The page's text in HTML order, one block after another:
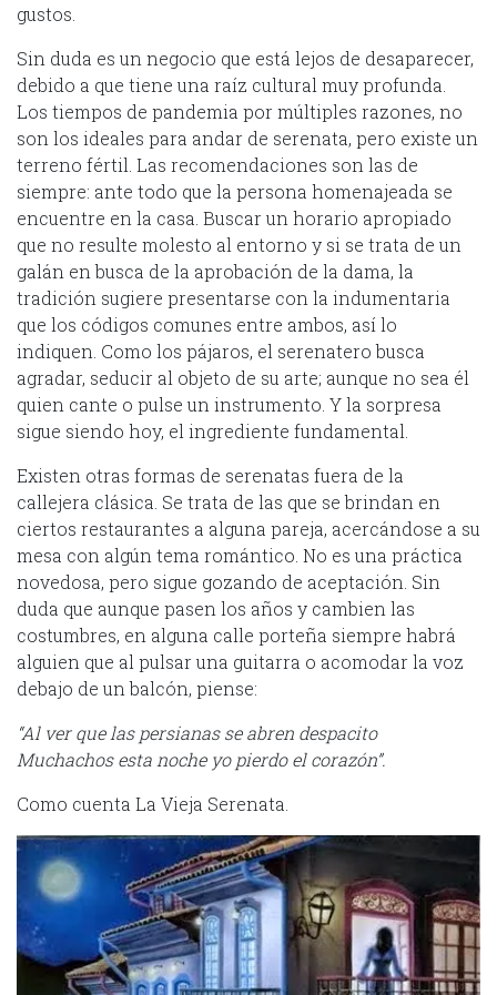
gustos.
Sin duda es un negocio que está lejos de desaparecer,
debido a que tiene una raíz cultural muy profunda.
Los tiempos de pandemia por múltiples razones, no
son los ideales para andar de serenata, pero existe un
terreno fértil. Las recomendaciones son las de
siempre: ante todo que la persona homenajeada se
encuentre en la casa. Buscar un horario apropiado
que no resulte molesto al entorno y si se trata de un
galán en busca de la aprobación de la dama, la
tradición sugiere presentarse con la indumentaria
que los códigos comunes entre ambos, así lo
indiquen. Como los pájaros, el serenatero busca
agradar, seducir al objeto de su arte; aunque no sea él
quien cante o pulse un instrumento. Y la sorpresa
sigue siendo hoy, el ingrediente fundamental.
Existen otras formas de serenatas fuera de la
callejera clásica. Se trata de las que se brindan en
ciertos restaurantes a alguna pareja, acercándose a su
mesa con algún tema romántico. No es una práctica
novedosa, pero sigue gozando de aceptación. Sin
duda que aunque pasen los años y cambien las
costumbres, en alguna calle porteña siempre habrá
alguien que al pulsar una guitarra o acomodar la voz
debajo de un balcón, piense:
“Al ver que las persianas se abren despacito
Muchachos esta noche yo pierdo el corazón”.
Como cuenta La Vieja Serenata.